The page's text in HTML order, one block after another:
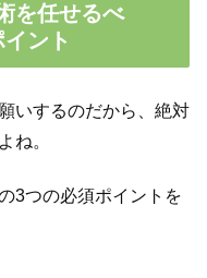
を任せるべ
ント
いするのだから、絶対
ね。
3つの必須ポイントを